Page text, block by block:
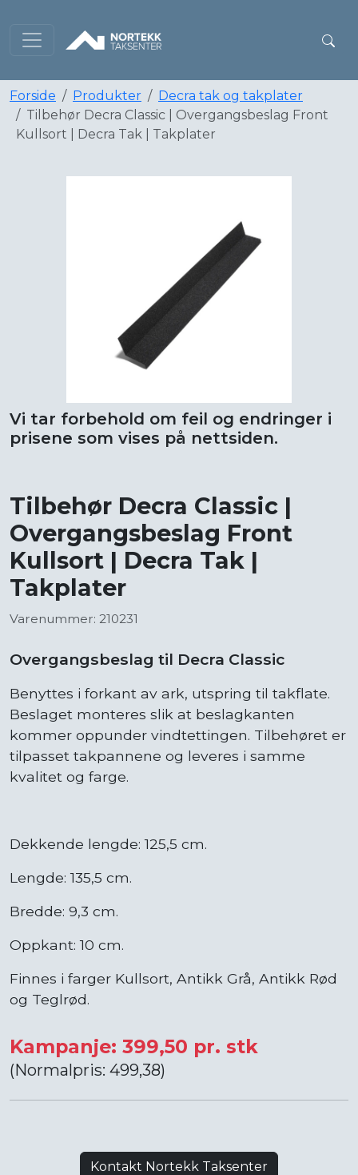
Forside Produkter
Decra tak og takplater
Tilbehør Decra Classic | Overgangsbeslag Front
Kullsort | Decra Tak | Takplater
Vi tar forbehold om feil og endringer i
prisene som vises på nettsiden.
Tilbehør Decra Classic |
Overgangsbeslag Front
Kullsort | Decra Tak |
Takplater
Varenummer: 210231
Overgangsbeslag til Decra Classic
Benyttes i forkant av ark, utspring til takflate.
Beslaget monteres slik at beslagkanten
kommer oppunder vindtettingen. Tilbehøret er
tilpasset takpannene og leveres i samme
kvalitet og farge.
Dekkende lengde: 125,5 cm.
Lengde: 135,5 cm.
Bredde: 9,3 cm.
Oppkant: 10 cm.
Finnes i farger Kullsort, Antikk Grå, Antikk Rød
og Teglrød.
Kampanje: 399,50 pr. stk
(Normalpris: 499,38)
Kontakt Nortekk Taksenter